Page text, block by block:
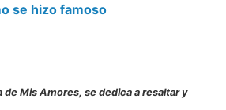
se hizo famoso
de Mis Amores, se dedica a resaltar y